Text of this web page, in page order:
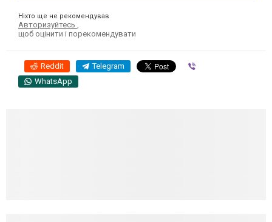
Ніхто ще не рекомендував
Авторизуйтесь ,
щоб оцінити і порекомендувати
Reddit Telegram
WhatsApp